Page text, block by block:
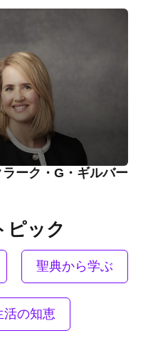
ーク・G・ギルバー
ピック
聖典から学ぶ
活の知恵